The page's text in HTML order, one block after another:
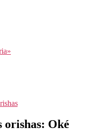
orishas: Oké